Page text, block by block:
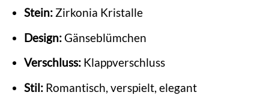
Stein:Zirkonia Kristalle
Design:Gänseblümchen
Verschluss:Klappverschluss
Stil:Romantisch, verspielt, elegant